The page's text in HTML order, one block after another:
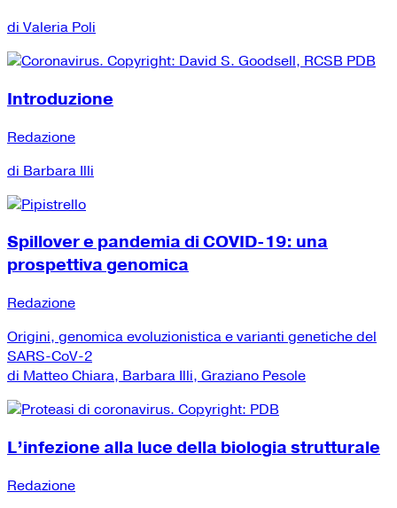
di Valeria Poli
Introduzione
Redazione
di Barbara Illi
Spillover e pandemia di COVID-19: una
prospettiva genomica
Redazione
Origini, genomica evoluzionistica e varianti genetiche del
SARS-CoV-2
di Matteo Chiara, Barbara Illi, Graziano Pesole
L’infezione alla luce della biologia strutturale
Redazione